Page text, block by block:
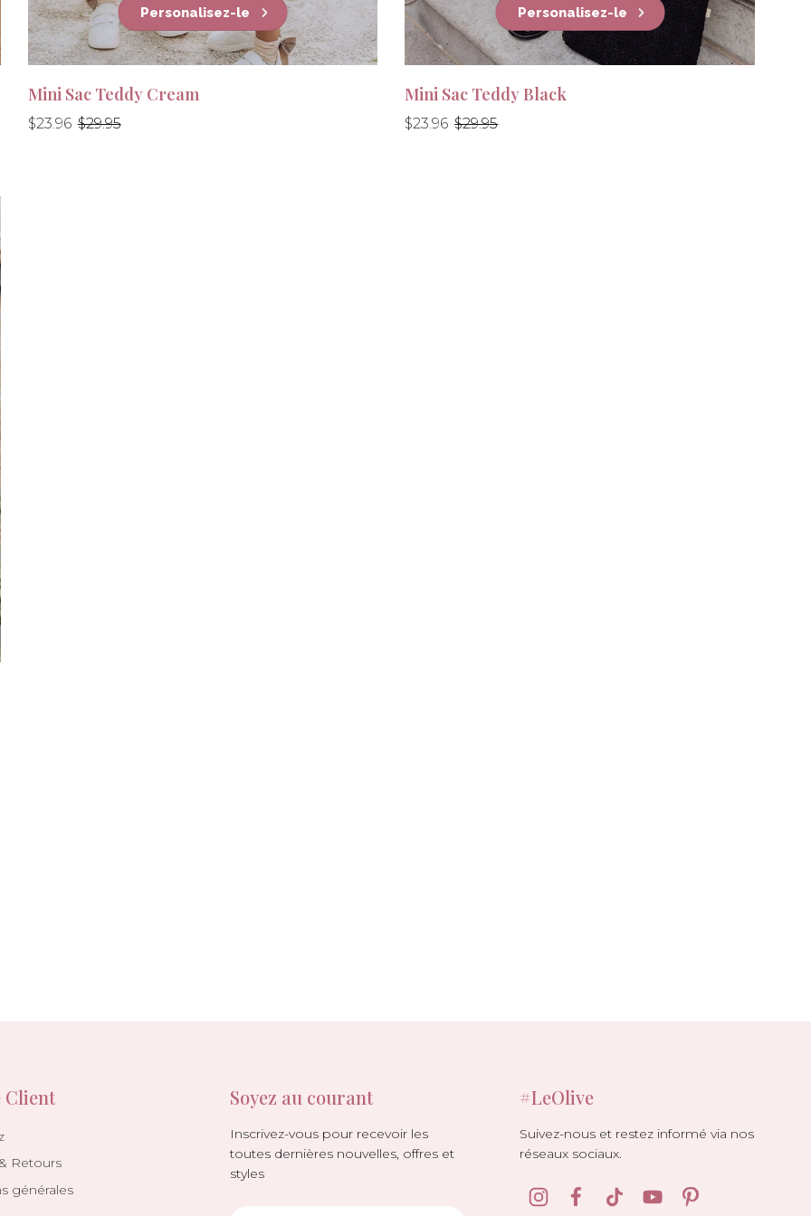
Personalisez-le
Mini Sac Teddy Cream
Prix
$23.96
Prix
$29.95
Personalisez-le
Mini Sac Teddy Black
Prix
$23.96
Prix
$29.95
Client
Retours
générales
Soyez au courant
Inscrivez-vous pour recevoir les
toutes dernières nouvelles, offres et
styles
#LeOlive
Suivez-nous et restez informé via nos
réseaux sociaux.